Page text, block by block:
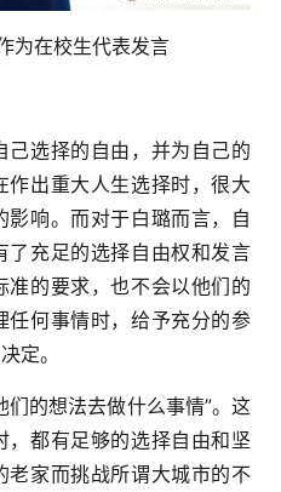
为在校生代表发言
己选择的自由，并为自己的
出重大人生选择时，很大
响。而对于白璐而言，自
了充足的选择自由权和发言
的要求，也不会以他们的
任何事情时，给予充分的参
定。
们的想法去做什么事情”。这
都有足够的选择自由和坚
老家而挑战所谓大城市的不